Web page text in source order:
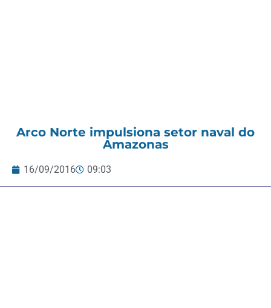
Arco Norte impulsiona setor naval do
Amazonas
16/09/2016 09:03